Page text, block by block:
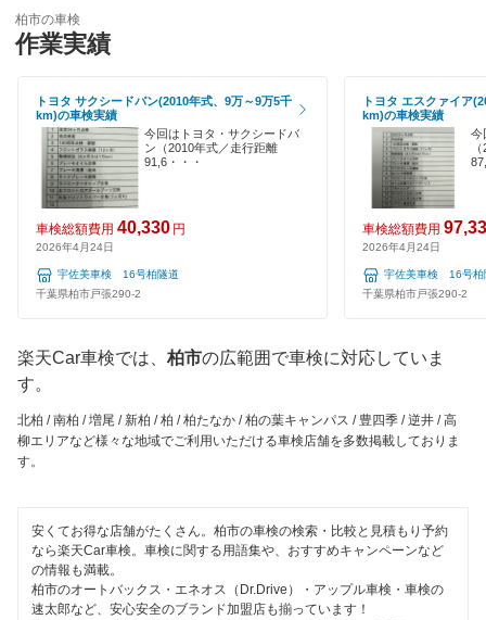
香取郡
鎌ケ谷市
鴨川市
木更津市
君津市
佐倉市
山武市
白井市
館山市
銚子市
ハイブリッド車OK
EV車OK
120分以内の車検
1日車検
夜間受付
整備保証
コンピューター診断
閉じる
イデックス車検
アーリー車検
車検のコバック
GTNET×カフェ車検
キグナス車検
ホリデー車検
ヤジマ石油車検
出光興産「らくらく安心車検」
アクセル車検
日産自動車販売
エネフリ車検
柏市の車検
作業実績
トヨタ サクシードバン(2010年式、9万～9万5千
km)の車検実績
今回はトヨタ・サクシードバ
ン（2010年式／走行距離
91,6・・・
車検総額費用 40,330 円
2026年4月24日
宇佐美車検 16号柏隧道
千葉県柏市戸張290-2
トヨタ エスクァイア
km)の車検実績
今
車検総額費用
2026年4月24日
宇佐美車検 16号柏
千葉県柏市戸張290-2
楽天Car車検では、 柏市の広範囲で車検に対応していま
す。
北柏 / 南柏 / 増尾 / 新柏 / 柏 / 柏たなか / 柏の葉キャンパス / 豊四季 / 逆井 / 高
柳エリアなど様々な地域でご利用いただける車検店舗を多数掲載しておりま
す。
安くてお得な店舗がたくさん。柏市の車検の検索・比較と見積もり予約
なら楽天Car車検。車検に関する用語集や、おすすめキャンペーンなど
の情報も満載。
柏市のオートバックス・エネオス（Dr.Drive）・アップル車検・車検の
速太郎など、安心安全のブランド加盟店も揃っています！